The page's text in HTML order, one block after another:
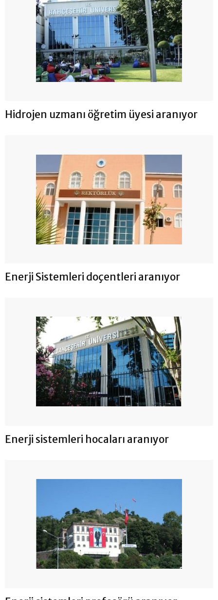
Hidrojen uzmanı öğretim üyesi aranıyor
Enerji Sistemleri doçentleri aranıyor
Enerji sistemleri hocaları aranıyor